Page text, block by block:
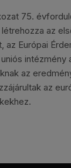
75.
létrehozza az
az Európai
intézmény
az
az